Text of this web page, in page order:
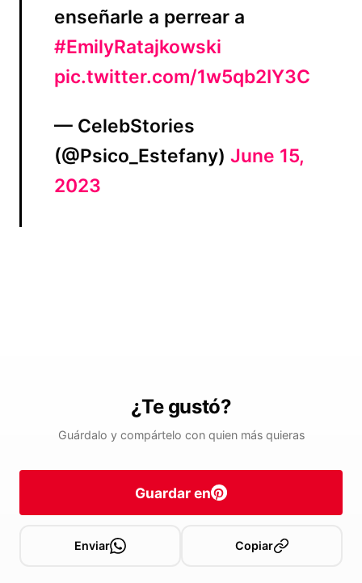
enseñarle a perrear a
#EmilyRatajkowski
pic.twitter.com/1w5qb2IY3C
— CelebStories
(@Psico_Estefany) June 15,
2023
¿Te gustó?
Guárdalo y compártelo con quien más quieras
Guardar en
Enviar Copiar